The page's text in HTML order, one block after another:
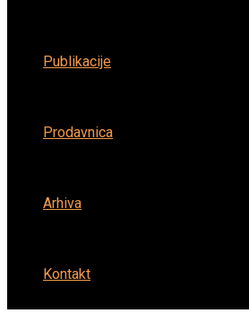
Publikacije
Prodavnica
Arhiva
Kontakt